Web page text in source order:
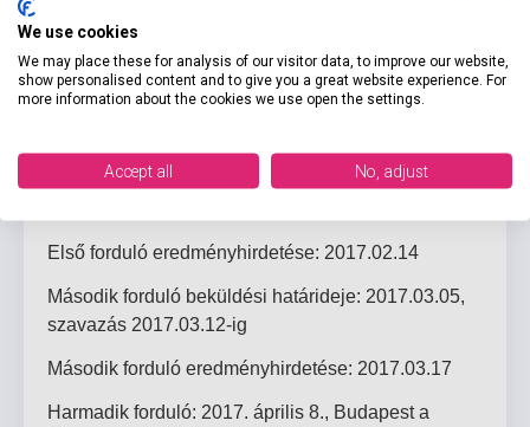
1 hetes német nyelvi tábor Bécsben 2017 nyarán
Határidők
www.ausztriatabor.hu
Első forduló eredményhirdetése: 2017.02.14
Második forduló beküldési határideje: 2017.03.05,
szavazás 2017.03.12-ig
Második forduló eredményhirdetése: 2017.03.17
Harmadik forduló: 2017. április 8., Budapest a
We use cookies
We may place these for analysis of our visitor data, to improve our website,
show personalised content and to give you a great website experience. For
more information about the cookies we use open the settings.
Accept all No, adjust